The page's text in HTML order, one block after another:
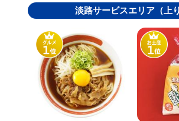
淡路サービスエリア（上り